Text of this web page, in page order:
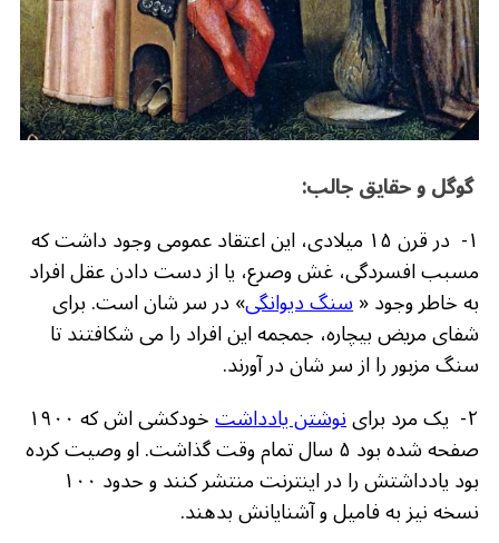
گوگل و حقایق جالب:
۱- در قرن ۱۵ میلادی، این اعتقاد عمومی وجود داشت که
مسبب افسردگی، غش وصرع، یا از دست دادن عقل افراد
به خاطر وجود «سنگ دیوانگی» در سر شان است. برای
شفای مریض بیچاره، جمجمه این افراد را می شکافتند تا
سنگ مزبور را از سر شان در آورند.
۲- یک مرد برای
نوشتن یادداشت خودکشی اش که ۱۹۰۰
صفحه شده بود ۵ سال تمام وقت گذاشت. او وصیت کرده
بود یادداشتش را در اینترنت منتشر کنند و حدود ۱۰۰
نسخه نیز به فامیل و آشنایانش بدهند.